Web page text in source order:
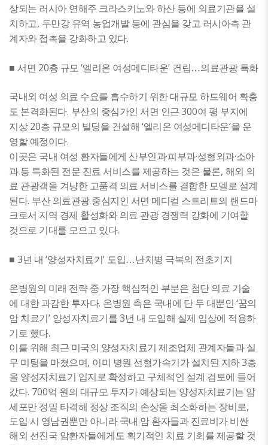
상되는 러시아 연해주 크라스키노와 하산 등에 의료기관을 설
치하고, 두만강 유역 농업개발 등에 관심을 갖고 러시아측 관
계자와 접촉을 강화하고 있다.
​■ 서면 20층 규모 ‘엘리온 여성메디타운’ 건립…의료관광 특화
국내외 여성 의료 수요를 흡수하기 위한 대규모 하드웨어 확충
도 본격화된다. 부산의 중심가인 서면 인근 300여 평 부지에
지상 20층 규모의 빌딩을 건설해 ‘엘리온 여성메디타운’을 운
영할 예정이다.
이곳은 국내 여성 환자들에게 산부인과·피부과·성형외과·소아
과 등 특화된 전문 진료 서비스를 제공하는 것은 물론, 해외 의
료 관광객을 겨냥한 고품격 의료 서비스를 결합한 모델로 설계
된다. 부산 의료관광 중심지인 서면 메디컬 스트리트의 랜드마
크로서 지역 경제 활성화와 의료 관광 경쟁력 강화에 기여할
것으로 기대를 모으고 있다.
​■ 3년 내 ‘양성자치료기 ’ 도입…난치병 극복의 전초기지
온병원의 미래 전략 중 가장 핵심적인 부분은 첨단 의료 기술
에 대한 과감한 투자다. 온병원 측은 국내에 단 두 대뿐인 ‘꿈의
암 치료기 ’ 양성자치료기를 3년 내 도입해 실제 임상에 적용하
기로 했다.
이를 위해 최근 미국의 양성자치료기 제조업체 관계자들과 실
무 미팅을 마쳤으며, 이미 병원 선형가속기가 설치된 지하3층
을 양성자치료기 입지로 확정하고 구체적인 설계 검토에 들어
갔다. 700억 원의 대규모 투자가 예상되는 양성자치료기는 암
세포만 정밀 타격해 정상 조직의 손상을 최소화하는 장비로,
도입 시 영남권뿐만 아니라 국내 암 환자들과 진료비가 비싼
해외 선진국 암환자들에게도 획기적인 치료 기회를 제공할 것